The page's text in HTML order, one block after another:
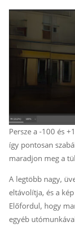
Persze a -100 és
így pontosan
maradjon meg a
A legtöbb nagy,
eltávolítja, és a
Előfordul, hogy
egyéb